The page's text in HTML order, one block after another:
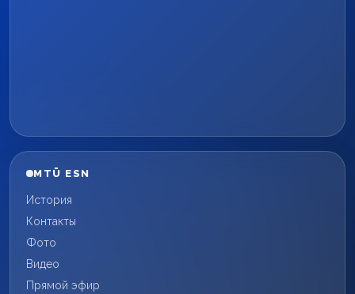
MTÜ ESN
История
Контакты
Фото
Видео
Прямой эфир